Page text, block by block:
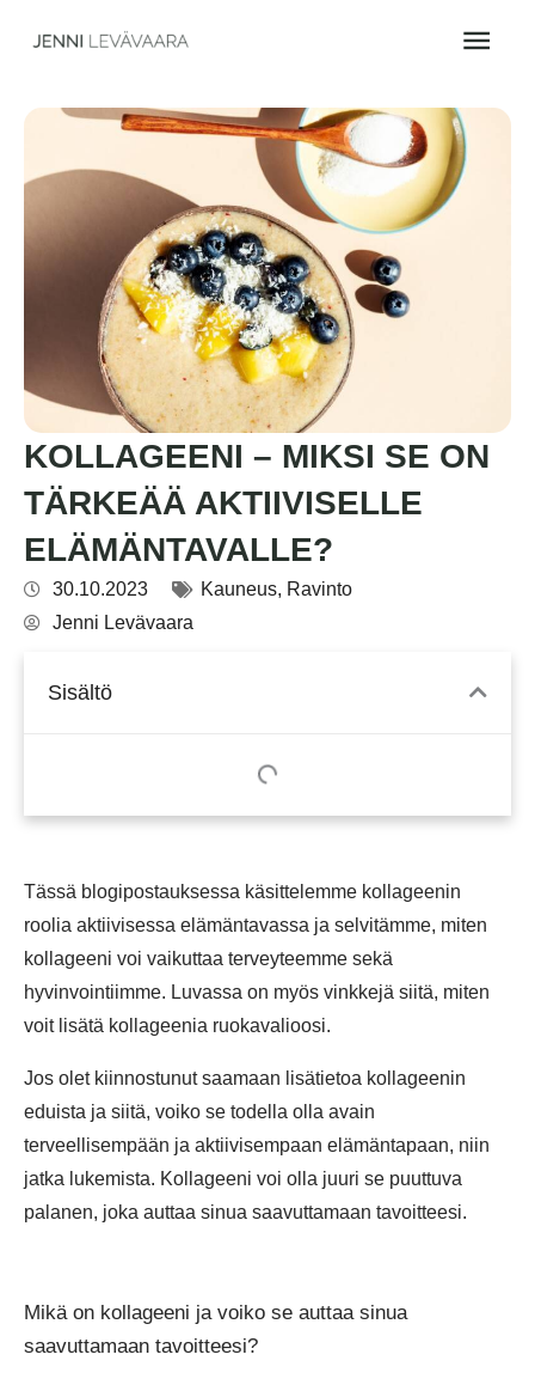
sisältöön
KOLLAGEENI – MIKSI SE ON
TÄRKEÄÄ AKTIIVISELLE
ELÄMÄNTAVALLE?
30.10.2023 Kauneus, Ravinto
Jenni Levävaara
Sisältö
Tässä blogipostauksessa käsittelemme kollageenin
roolia aktiivisessa elämäntavassa ja selvitämme, miten
kollageeni voi vaikuttaa terveyteemme sekä
hyvinvointiimme. Luvassa on myös vinkkejä siitä, miten
voit lisätä kollageenia ruokavalioosi.
Jos olet kiinnostunut saamaan lisätietoa kollageenin
eduista ja siitä, voiko se todella olla avain
terveellisempään ja aktiivisempaan elämäntapaan, niin
jatka lukemista. Kollageeni voi olla juuri se puuttuva
palanen, joka auttaa sinua saavuttamaan tavoitteesi.
Mikä on kollageeni ja voiko se auttaa sinua
saavuttamaan tavoitteesi?